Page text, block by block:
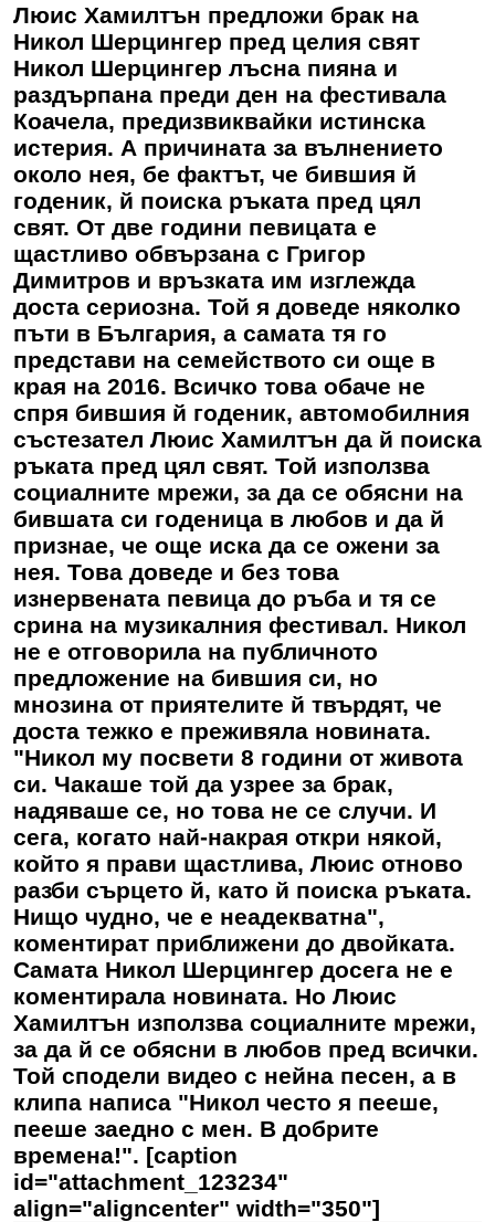
Люис Хамилтън предложи брак на
Никол Шерцингер пред целия свят
Никол Шерцингер лъсна пияна и
раздърпана преди ден на фестивала
Коачела, предизвиквайки истинска
истерия. А причината за вълнението
около нея, бе фактът, че бившия й
годеник, й поиска ръката пред цял
свят. От две години певицата е
щастливо обвързана с Григор
Димитров и връзката им изглежда
доста сериозна. Той я доведе няколко
пъти в България, а самата тя го
представи на семейството си още в
края на 2016. Всичко това обаче не
спря бившия й годеник, автомобилния
състезател Люис Хамилтън да й поиска
ръката пред цял свят. Той използва
социалните мрежи, за да се обясни на
бившата си годеница в любов и да й
признае, че още иска да се ожени за
нея. Това доведе и без това
изнервената певица до ръба и тя се
срина на музикалния фестивал. Никол
не е отговорила на публичното
предложение на бившия си, но
мнозина от приятелите й твърдят, че
доста тежко е преживяла новината.
"Никол му посвети 8 години от живота
си. Чакаше той да узрее за брак,
надяваше се, но това не се случи. И
сега, когато най-накрая откри някой,
който я прави щастлива, Люис отново
разби сърцето й, като й поиска ръката.
Нищо чудно, че е неадекватна",
коментират приближени до двойката.
Самата Никол Шерцингер досега не е
коментирала новината. Но Люис
Хамилтън използва социалните мрежи,
за да й се обясни в любов пред всички.
Той сподели видео с нейна песен, а в
клипа написа "Никол често я пееше,
пееше заедно с мен. В добрите
времена!". [caption
id="attachment_123234"
align="aligncenter" width="350"]